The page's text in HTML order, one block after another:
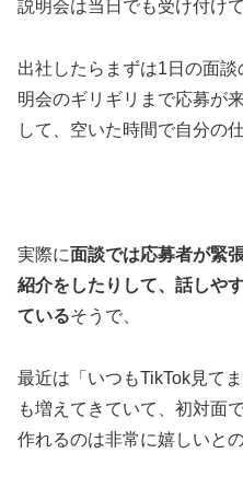
説明会は当日でも受け付け
出社したらまずは1日の面
明会のギリギリまで応募が
して、空いた時間で自分の
実際に面談では応募者が緊
紹介をしたりして、話しや
ているそうで、
最近は「いつもTikTok見て
も増えてきていて、初対面
作れるのは非常に嬉しいとの